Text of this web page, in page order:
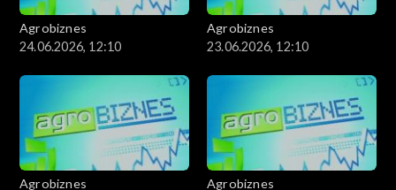
Agrobiznes
24.06.2026, 12:10
Agrobiznes
23.06.2026, 12:10
Agrobiznes
Agrobiznes